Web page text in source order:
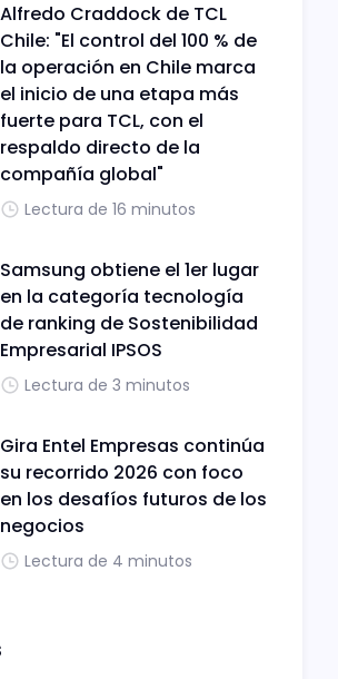
Alfredo Craddock de TCL
Chile: "El control del 100 % de
la operación en Chile marca
el inicio de una etapa más
fuerte para TCL, con el
respaldo directo de la
compañía global"
Lectura de 16 minutos
Samsung obtiene el 1er lugar
en la categoría tecnología
de ranking de Sostenibilidad
Empresarial IPSOS
Lectura de 3 minutos
Gira Entel Empresas continúa
su recorrido 2026 con foco
en los desafíos futuros de los
negocios
Lectura de 4 minutos